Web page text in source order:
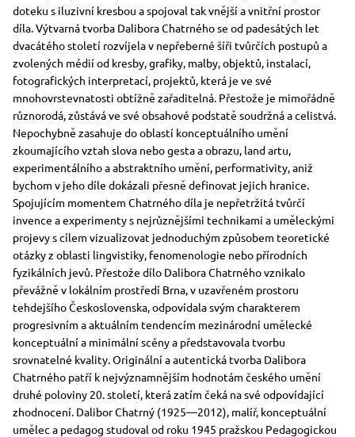
doteku s iluzivní kresbou a spojoval tak vnější a vnitřní prostor
díla. Výtvarná tvorba Dalibora Chatrného se od padesátých let
dvacátého století rozvíjela v nepřeberné šíři tvůrčích postupů a
zvolených médií od kresby, grafiky, malby, objektů, instalací,
fotografických interpretací, projektů, která je ve své
mnohovrstevnatosti obtížně zařaditelná. Přestože je mimořádně
různorodá, zůstává ve své obsahové podstatě soudržná a celistvá.
Nepochybně zasahuje do oblastí konceptuálního umění
zkoumajícího vztah slova nebo gesta a obrazu, land artu,
experimentálního a abstraktního umění, performativity, aniž
bychom v jeho díle dokázali přesně definovat jejich hranice.
Spojujícím momentem Chatrného díla je nepřetržitá tvůrčí
invence a experimenty s nejrůznějšími technikami a uměleckými
projevy s cílem vizualizovat jednoduchým způsobem teoretické
otázky z oblasti lingvistiky, fenomenologie nebo přírodních
fyzikálních jevů. Přestože dílo Dalibora Chatrného vznikalo
převážně v lokálním prostředí Brna, v uzavřeném prostoru
tehdejšího Československa, odpovídala svým charakterem
progresivním a aktuálním tendencím mezinárodní umělecké
konceptuální a minimální scény a představovala tvorbu
srovnatelné kvality. Originální a autentická tvorba Dalibora
Chatrného patří k nejvýznamnějším hodnotám českého umění
druhé poloviny 20. století, která zatím čeká na své odpovídající
zhodnocení. Dalibor Chatrný (1925—2012), malíř, konceptuální
umělec a pedagog studoval od roku 1945 pražskou Pedagogickou